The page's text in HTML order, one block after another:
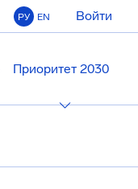
РУ EN Войти
Приоритет 2030